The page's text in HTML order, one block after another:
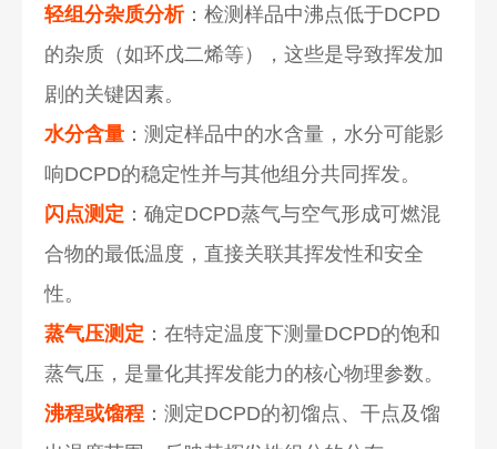
轻组分杂质分析：检测样品中沸点低于DCPD
的杂质（如环戊二烯等），这些是导致挥发加
剧的关键因素。
水分含量 ：测定样品中的水含量，水分可能影
响DCPD的稳定性并与其他组分共同挥发。
闪点测定 ：确定DCPD蒸气与空气形成可燃混
合物的最低温度，直接关联其挥发性和安全
性。
蒸气压测定 ：在特定温度下测量DCPD的饱和
蒸气压，是量化其挥发能力的核心物理参数。
沸程或馏程 ：测定DCPD的初馏点、干点及馏